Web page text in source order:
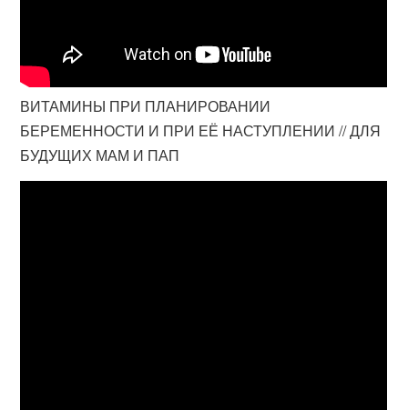
ВИТАМИНЫ ПРИ ПЛАНИРОВАНИИ
БЕРЕМЕННОСТИ И ПРИ ЕЁ НАСТУПЛЕНИИ // ДЛЯ
БУДУЩИХ МАМ И ПАП